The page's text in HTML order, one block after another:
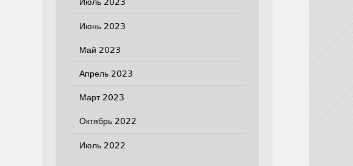
Июль 2023
Июнь 2023
Май 2023
Апрель 2023
Март 2023
Октябрь 2022
Июль 2022